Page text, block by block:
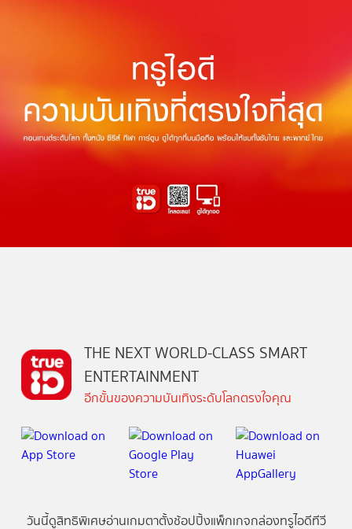
THE NEXT WORLD-CLASS SMART
ENTERTAINMENT
อีกขั้นของความบันเทิงระดับโลกตรงใจคุณ
วันนี้ดูสิทธิพิเศษอ่านเกมตาตั้งช้อปปิ้งแพ็กเกจกล่องทรูไอดีทีวี